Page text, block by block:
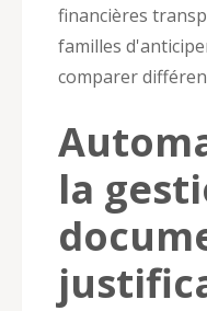
financières
familles
comparer
la